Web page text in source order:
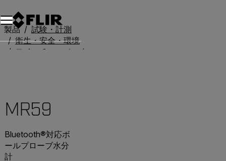
製品
試験・計測
衛生・安全・環境
モイスチャーメーター
MR59
Bluetooth®対応ボ
ールプローブ水分
計